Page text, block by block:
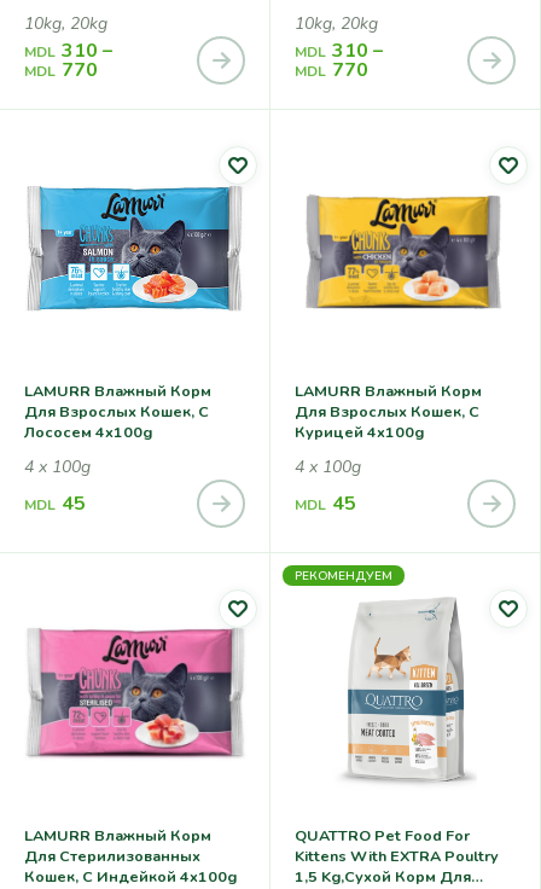
10kg, 20kg
MDL 310 –
MDL 770
10kg, 20kg
MDL 310 –
MDL 770
LAMURR Влажный Корм
Для Взрослых Кошек, С
Лососем 4x100g
4 x 100g
MDL 45
LAMURR Влажный Корм
Для Взрослых Кошек, С
Курицей 4x100g
4 x 100g
MDL 45
LAMURR Влажный Корм
Для Стерилизованных
Кошек, С Индейкой 4x100g
РЕКОМЕНДУЕМ
QUATTRO Pet Food For
Kittens With EXTRA Poultry
1,5 Kg,сухой Корм Для